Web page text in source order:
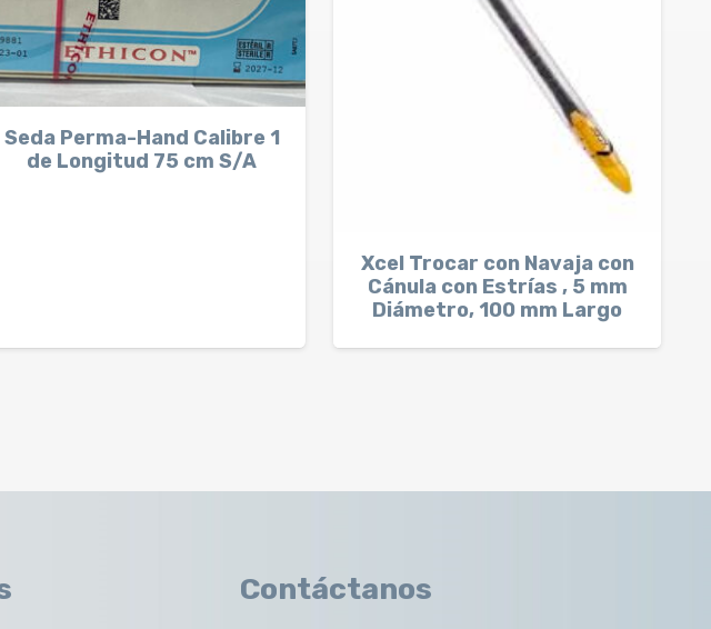
Seda Perma-Hand Calibre 1
de Longitud 75 cm S/A
Xcel Trocar con Navaja con
Cánula con Estrías , 5 mm
Diámetro, 100 mm Largo
Contáctanos